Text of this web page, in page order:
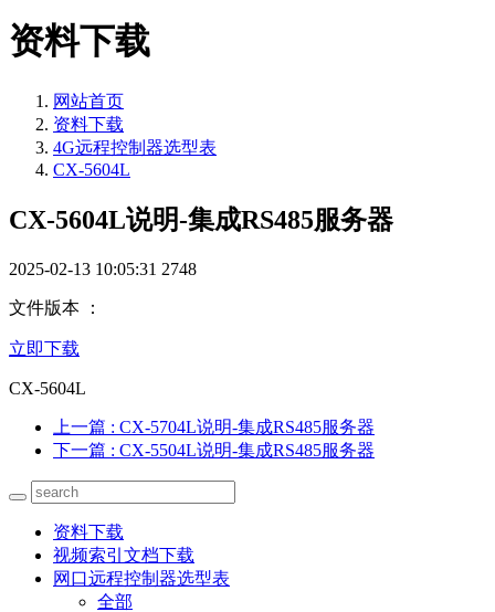
资料下载
网站首页
资料下载
4G远程控制器选型表
CX-5604L
CX-5604L说明-集成RS485服务器
2025-02-13 10:05:31 2748
文件版本 ：
立即下载
CX-5604L
上一篇 : CX-5704L说明-集成RS485服务器
下一篇 : CX-5504L说明-集成RS485服务器
资料下载
视频索引文档下载
网口远程控制器选型表
全部